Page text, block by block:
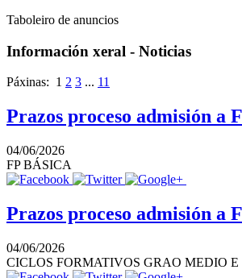
Taboleiro de anuncios
Información xeral - Noticias
Páxinas: 1 2 3 ... 11
Prazos proceso admisión a
04/06/2026
FP BÁSICA
Prazos proceso admisión a
04/06/2026
CICLOS FORMATIVOS GRAO MEDIO E